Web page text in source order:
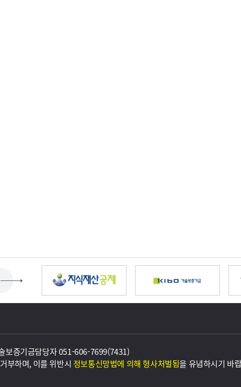
보증기금담당자 051-606-7699(7431)
부하며, 이를 위반시 정보통신망법에 의해 형사처벌됨을 유념하시기 바